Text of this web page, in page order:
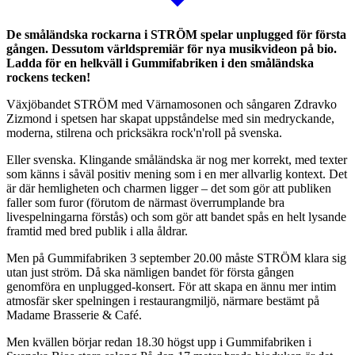
De småländska rockarna i STRÖM spelar unplugged för första
gången. Dessutom världspremiär för nya musikvideon på bio.
Ladda för en helkväll i Gummifabriken i den småländska
rockens tecken!
Växjöbandet STRÖM med Värnamosonen och sångaren Zdravko
Zizmond i spetsen har skapat uppståndelse med sin medryckande,
moderna, stilrena och pricksäkra rock'n'roll på svenska.
Eller svenska. Klingande småländska är nog mer korrekt, med texter
som känns i såväl positiv mening som i en mer allvarlig kontext. Det
är där hemligheten och charmen ligger – det som gör att publiken
faller som furor (förutom de närmast överrumplande bra
livespelningarna förstås) och som gör att bandet spås en helt lysande
framtid med bred publik i alla åldrar.
Men på Gummifabriken 3 september 20.00 måste STRÖM klara sig
utan just ström. Då ska nämligen bandet för första gången
genomföra en unplugged-konsert. För att skapa en ännu mer intim
atmosfär sker spelningen i restaurangmiljö, närmare bestämt på
Madame Brasserie & Café.
Men kvällen börjar redan 18.30 högst upp i Gummifabriken i